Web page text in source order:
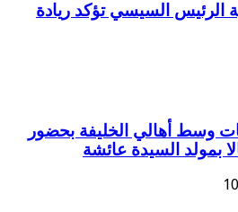
الرئيس السيسي تؤكد ريادة
وسط أهالي الخليفة بحضور
بمولد السيدة عائشة